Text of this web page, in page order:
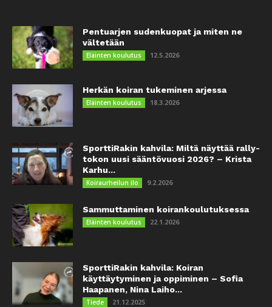
Pentuarjen sudenkuopat ja miten ne
vältetään
Eläinten koulutus 12.5.2026
Herkän koiran tukeminen arjessa
Eläinten koulutus 18.3.2026
SporttiRakin kahvila: Miltä näyttää rally-
tokon uusi sääntövuosi 2026? – Krista
Karhu...
Koiraurheilun ilo 9.2.2026
Sammuttaminen koirankoulutuksessa
Eläinten koulutus 22.1.2026
SporttiRakin kahvila: Koiran
käyttäytyminen ja oppiminen – Sofia
Haapanen, Nina Laiho...
Tiede 21.12.2025